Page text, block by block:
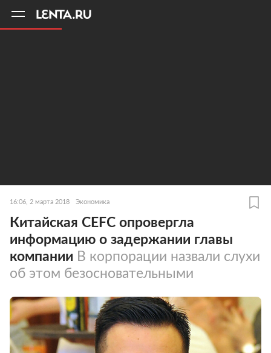
16:06, 2 марта 2018 Экономика
Китайская CEFC опровергла
информацию о задержании главы
компании В корпорации назвали слухи
об этом безосновательными